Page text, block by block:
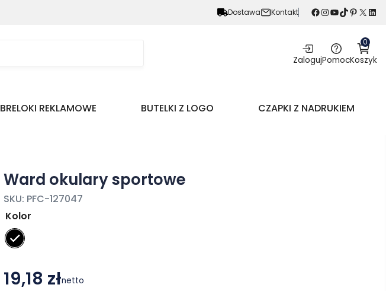
Dostawa Kontakt Facebook InstagramYouTube TikTok Pinterest X LinkedIn
ZalogujPomoc
0
Koszyk
BRELOKI REKLAMOWE BUTELKI Z LOGO CZAPKI Z NADRUKIEM
Ward okulary sportowe
SKU: PFC-127047
Kolor
19,18 złnetto